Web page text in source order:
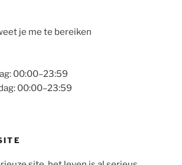
je me te bereiken
00:00–23:59
00:00–23:59